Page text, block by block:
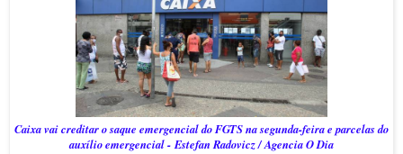
Caixa vai creditar o saque emergencial do FGTS na segunda-feira e parcelas do
auxílio emergencial -Estefan Radovicz / Agencia O Dia